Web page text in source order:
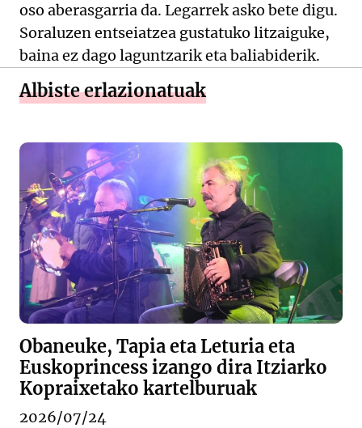
oso aberasgarria da. Legarrek asko bete digu.
Soraluzen entseiatzea gustatuko litzaiguke,
baina ez dago laguntzarik eta baliabiderik.
Albiste erlazionatuak
Obaneuke, Tapia eta Leturia eta
Euskoprincess izango dira Itziarko
Kopraixetako kartelburuak
2026/07/24